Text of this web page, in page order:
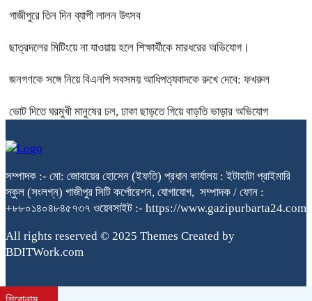
গাজীপুরে তিন দিন ব্যাপী লালন উৎসব
ছাত্রদলের মিটিংয়ে না যাওয়ায় হলে শিক্ষার্থীকে মারধরের অভিযোগ।
জনগণকে সঙ্গে নিয়ে বিএনপি সবসময় আধিপত্যবাদকে রুখে দেবে: ফখরুল
ভোট দিতে ঘরমুখী মানুষের ঢল, ঢাকা ছাড়তে গিয়ে বাড়তি ভাড়ার অভিযোগ
সম্পাদক :- মো: জোবায়ের হোসেন (ইফতি) প্রধান কার্যালয় : ইটাহাটা প্রাইমারি
স্কুল (সংলগ্ন) গাজীপুর সিটি কর্পোরেশন, যোগাযোগ, সম্পাদক / ফোন :
+৮৮০১৪০৪৮৪৫৭৩৭ ওয়েবসাইট :- https://www.gazipurbarta24.com
All rights reserved © 2025 Themes Created by
BDITWork.com